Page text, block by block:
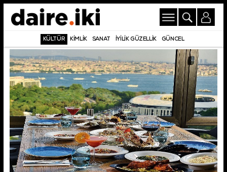
KÜLTÜR KİMLİK SANAT İYİLİK GÜZELLİK GÜNCEL